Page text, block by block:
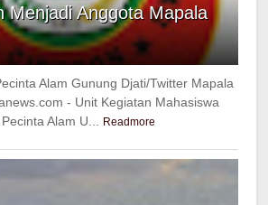
Menjadi Anggota Mapala
Alam Gunung Djati/Twitter Mapala
- Unit Kegiatan Mahasiswa
Alam U...
Readmore